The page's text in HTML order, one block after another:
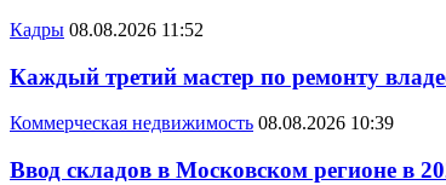
Кадры 08.08.2026 11:52
Каждый третий мастер по ремонту
Коммерческая недвижимость 08.08.2026 10:39
Ввод складов в Московском регионе в